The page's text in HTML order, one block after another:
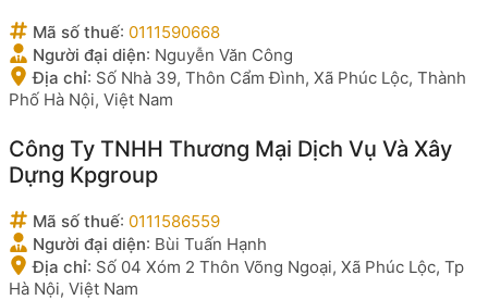
Mã số thuế: 0111590668
Người đại diện: Nguyễn Văn Công
Địa chỉ: Số Nhà 39, Thôn Cẩm Đình, Xã Phúc Lộc, Thành
Phố Hà Nội, Việt Nam
Công Ty TNHH Thương Mại Dịch Vụ Và Xây
Dựng Kpgroup
Mã số thuế: 0111586559
Người đại diện: Bùi Tuấn Hạnh
Địa chỉ: Số 04 Xóm 2 Thôn Võng Ngoại, Xã Phúc Lộc, Tp
Hà Nội, Việt Nam